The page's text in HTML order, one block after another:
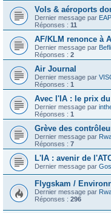
Vols & aéroports
Dernier message par
Réponses : 11
AF/KLM renonce à
Dernier message par
Réponses : 2
Air Journal
Dernier message par
Réponses : 1
Avec l'IA : le prix
Dernier message par
Réponses : 1
Grève des
Dernier message par
Réponses : 7
L'IA : avenir de
Dernier message par
Flygskam /
Dernier message par
Réponses : 296